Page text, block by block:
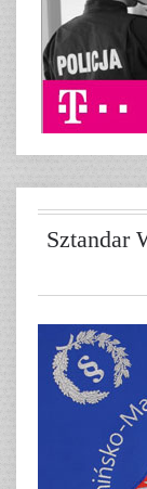
Sztandar